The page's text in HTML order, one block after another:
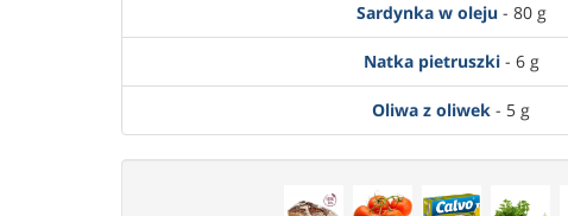
Sardynka w oleju- 80 g
Natka pietruszki- 6 g
Oliwa z oliwek - 5 g